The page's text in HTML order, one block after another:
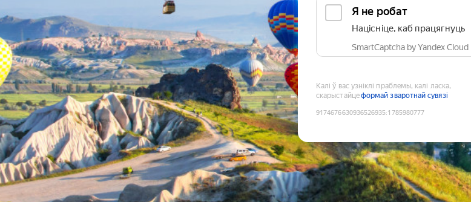
Я не робат
Націсніце, каб працягнуць
SmartCaptcha by Yandex Cloud
Калі ў вас узніклі праблемы, калі ласка,
скарыстайцеформай зваротнай сувязі
9174676630936526935:1785980777